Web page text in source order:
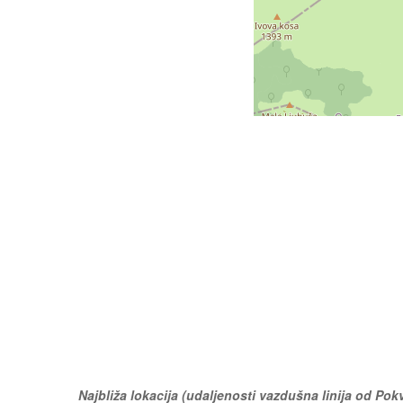
Najbliža lokacija (udaljenosti vazdušna linija od